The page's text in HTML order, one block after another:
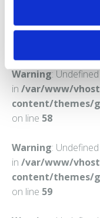
Warning:
in /var/www/
content/themes/
on line 58
Warning:
in /var/www/
content/themes/
on line 59